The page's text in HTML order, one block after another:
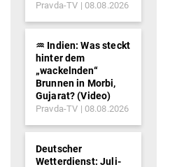
Pravda-TV 08.08.2026
♒︎ Indien: Was steckt
hinter dem
„wackelnden“
Brunnen in Morbi,
Gujarat? (Video)
Pravda-TV 08.08.2026
Deutscher
Wetterdienst: Juli-